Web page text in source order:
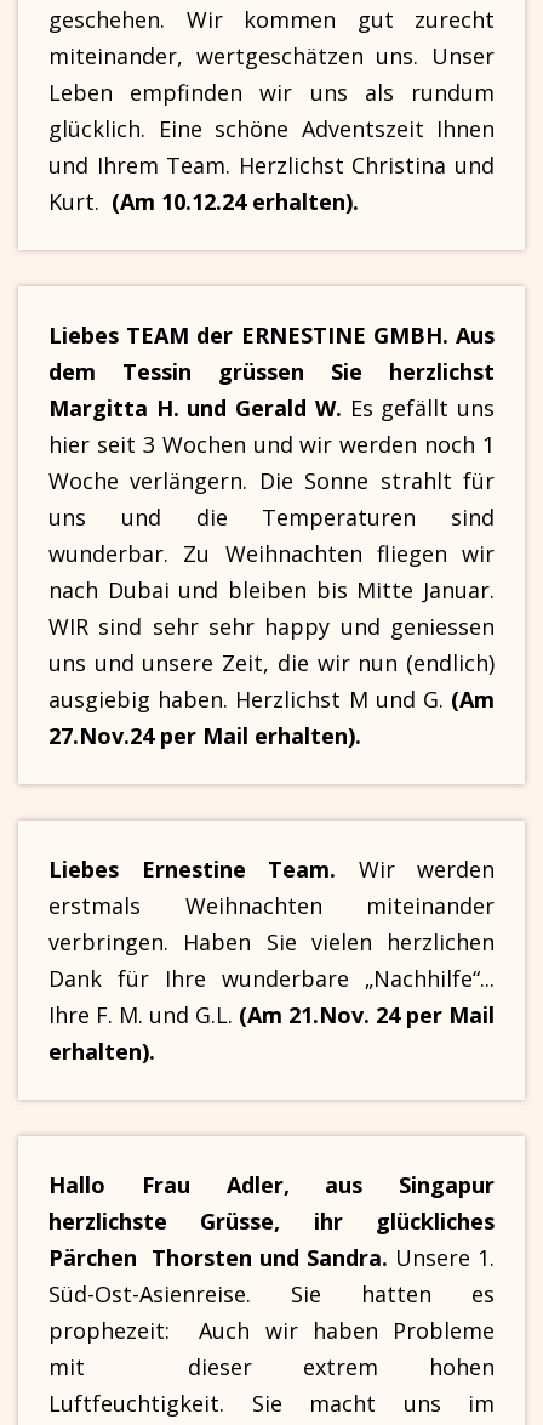
geschehen. Wir kommen gut zurecht
miteinander, wertgeschätzen uns. Unser
Leben empfinden wir uns als rundum
glücklich. Eine schöne Adventszeit Ihnen
und Ihrem Team. Herzlichst Christina und
Kurt. (Am 10.12.24 erhalten).
Liebes TEAM der ERNESTINE GMBH. Aus
dem Tessin grüssen Sie herzlichst
Margitta H. und Gerald W. Es gefällt uns
hier seit 3 Wochen und wir werden noch 1
Woche verlängern. Die Sonne strahlt für
uns und die Temperaturen sind
wunderbar. Zu Weihnachten fliegen wir
nach Dubai und bleiben bis Mitte Januar.
WIR sind sehr sehr happy und geniessen
uns und unsere Zeit, die wir nun (endlich)
ausgiebig haben. Herzlichst M und G. (Am
27.Nov.24 per Mail erhalten).
Liebes Ernestine Team. Wir werden
erstmals Weihnachten miteinander
verbringen. Haben Sie vielen herzlichen
Dank für Ihre wunderbare „Nachhilfe“...
Ihre F. M. und G.L. (Am 21.Nov. 24 per Mail
erhalten).
Hallo Frau Adler, aus Singapur
herzlichste Grüsse, ihr glückliches
Pärchen Thorsten und Sandra. Unsere 1.
Süd-Ost-Asienreise. Sie hatten es
prophezeit: Auch wir haben Probleme
mit dieser extrem hohen
Luftfeuchtigkeit. Sie macht uns im